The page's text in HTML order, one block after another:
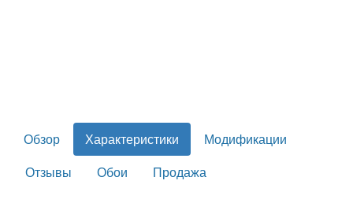
Обзор Характеристики
Модификации
Отзывы
Обои Продажа